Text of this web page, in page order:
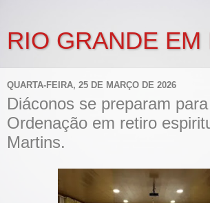
RIO GRANDE EM
QUARTA-FEIRA, 25 DE MARÇO DE 2026
Diáconos se preparam
Ordenação em retiro
Martins.